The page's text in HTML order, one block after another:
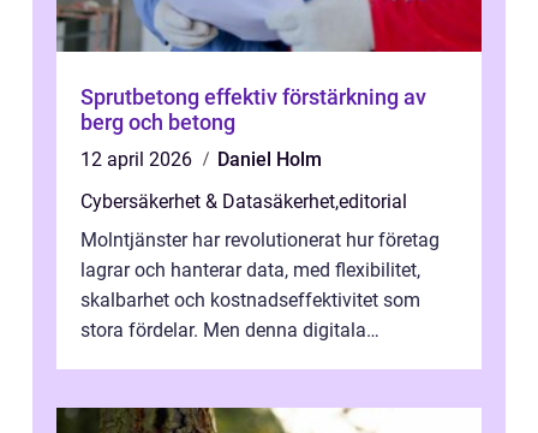
Sprutbetong effektiv förstärkning av
berg och betong
12 april 2026
Daniel Holm
Cybersäkerhet & Datasäkerhet,editorial
Molntjänster har revolutionerat hur företag
lagrar och hanterar data, med flexibilitet,
skalbarhet och kostnadseffektivitet som
stora fördelar. Men denna digitala